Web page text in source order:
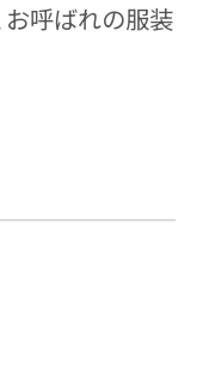
お呼ばれの服装